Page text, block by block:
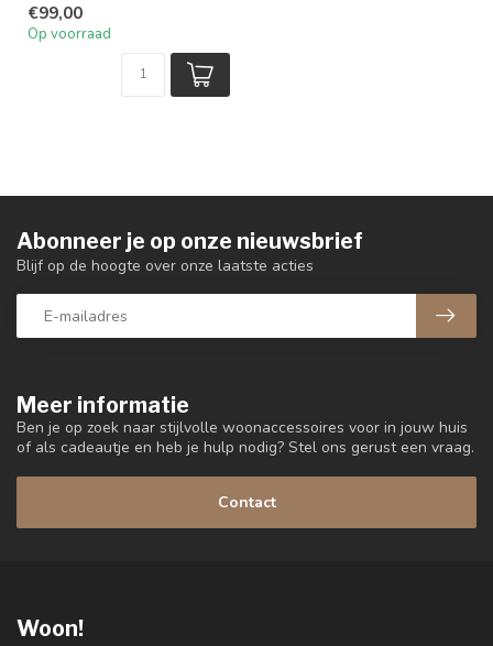
€99,00
Op voorraad
Meer informatie
Ben je op zoek naar stijlvolle woonaccessoires voor in jouw huis
of als cadeautje en heb je hulp nodig? Stel ons gerust een vraag.
Contact
Abonneer je op onze nieuwsbrief
Blijf op de hoogte over onze laatste acties
Woon!